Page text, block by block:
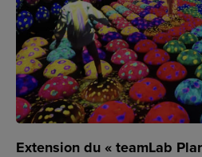
Extension du « teamLab